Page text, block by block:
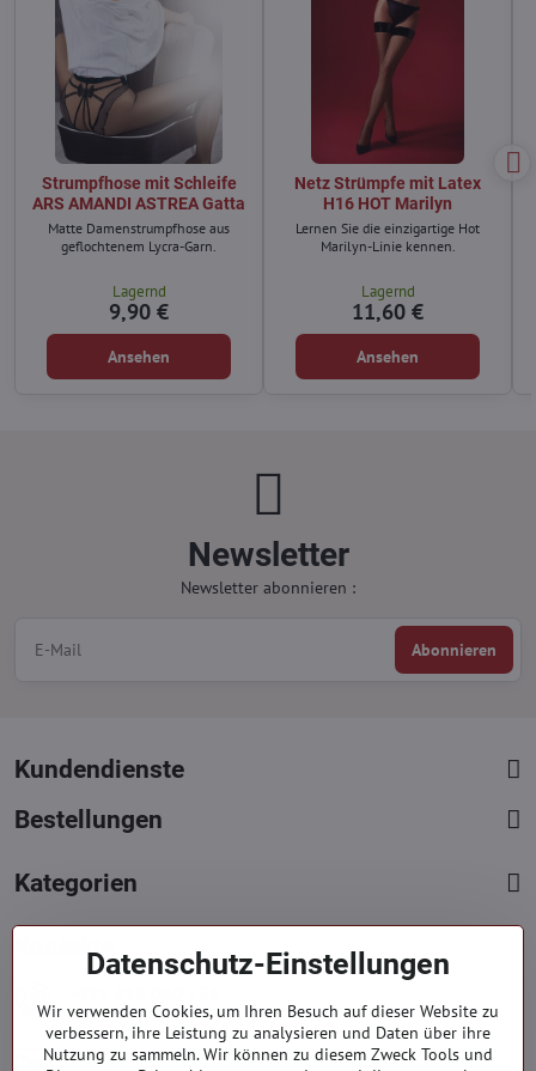
Strumpfhose mit Schleife
ARS AMANDI ASTREA Gatta
Matte Damenstrumpfhose aus
geflochtenem Lycra-Garn.
Lagernd
9,90 €
Ansehen
Netz Strümpfe mit Latex
H16 HOT Marilyn
Lernen Sie die einzigartige Hot
Marilyn-Linie kennen.
Lagernd
11,60 €
Ansehen
Newsletter
Newsletter abonnieren :
Abonnieren
Kundendienste
Bestellungen
Kategorien
Kontakte
Mont. - Freit. : 09:00 - 15:00 hod.
info​@everlady​.eu
Datenschutz-Einstellungen
Wir verwenden Cookies, um Ihren Besuch auf dieser Website zu
verbessern, ihre Leistung zu analysieren und Daten über ihre
Nutzung zu sammeln. Wir können zu diesem Zweck Tools und